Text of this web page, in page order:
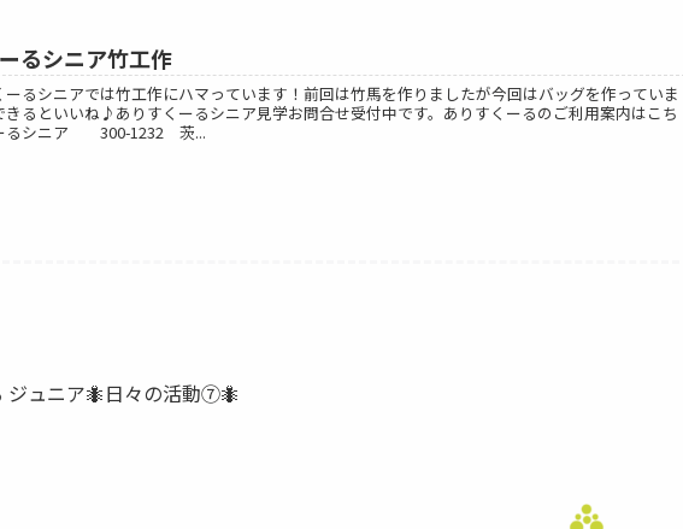
るシニア竹工作
ーるシニアでは竹工作にハマっています！前回は竹馬を作りましたが今回はバッグを作っていま
るといいね♪ありすくーるシニア見学お問合せ受付中です。ありすくーるのご利用案内はこち
るシニア 300-1232 茨...
ジュニア🐜日々の活動⑦🐜